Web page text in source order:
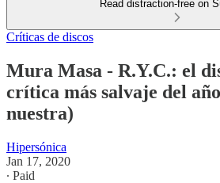
Read distraction-free on
Críticas de discos
Mura Masa - R.Y.C.: el
crítica más salvaje del
nuestra)
Hipersónica
Jan 17, 2020
∙ Paid